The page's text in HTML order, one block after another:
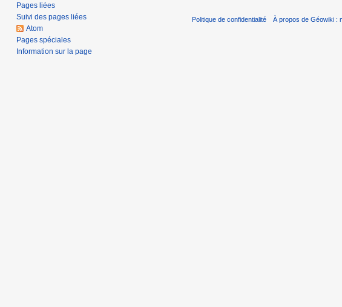
Pages liées
Suivi des pages liées
Atom
Pages spéciales
Information sur la page
Politique de confidentialité À propos de Géowiki :